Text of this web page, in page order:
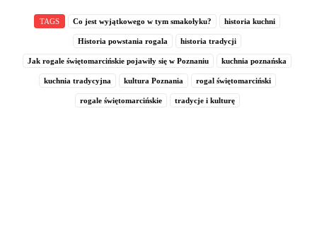
TAGS Co jest wyjątkowego w tym smakołyku? historia kuchni
Historia powstania rogala historia tradycji
Jak rogale świętomarcińskie pojawiły się w Poznaniu kuchnia poznańska
kuchnia tradycyjna kultura Poznania rogal świętomarciński
rogale świętomarcińskie tradycje i kulturę